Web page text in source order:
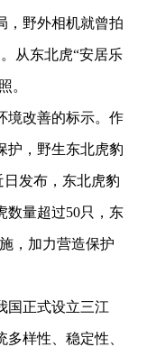
，野外相机就曾拍
从东北虎“安居乐
。
境改善的标示。作
护，野生东北虎豹
日发布，东北虎豹
数量超过50只，东
，加力营造保护
国正式设立三江
样性、稳定性、